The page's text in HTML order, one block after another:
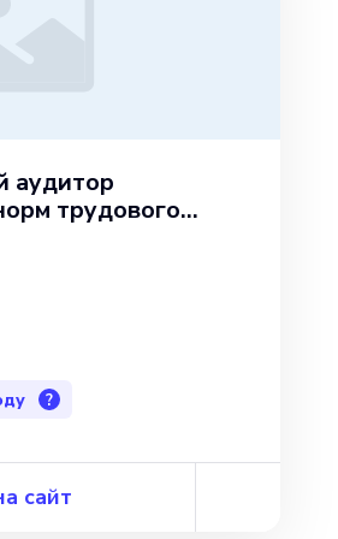
аудитор
трудового
?
сайт